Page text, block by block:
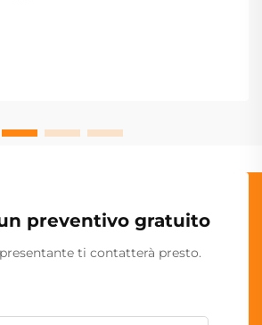
preventivo gratuito
ti contatterà presto.